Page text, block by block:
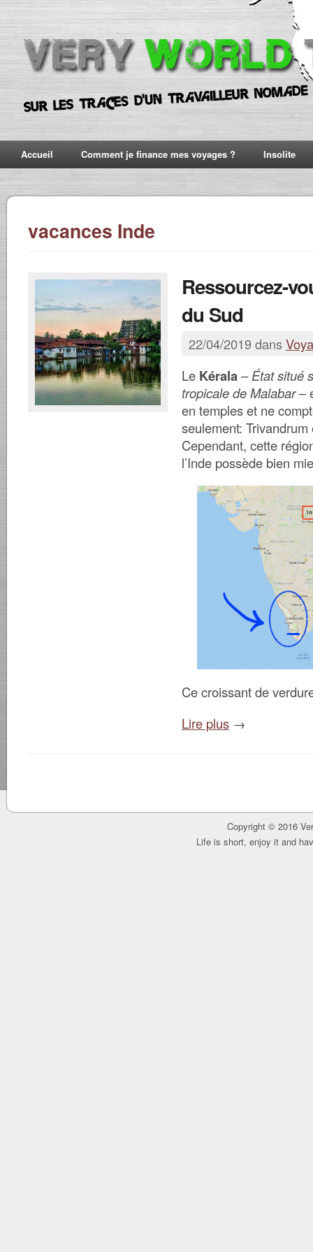
Accueil Comment je finance mes voyages ? Insolite
vacances Inde
Ressourcez-
du Sud
22/04/2019 dans
Le Kérala–État situé
tropicale de Malabar–
en temples et ne
seulement:
Cependant, cette
l’Inde possède bien
Ce croissant de
Lire plus →
Copyright © 2016
Life is short, enjoy it and